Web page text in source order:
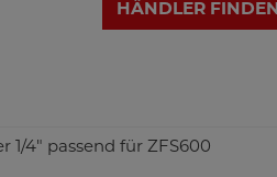
HÄNDLER FINDEN
1/4" passend für ZFS600